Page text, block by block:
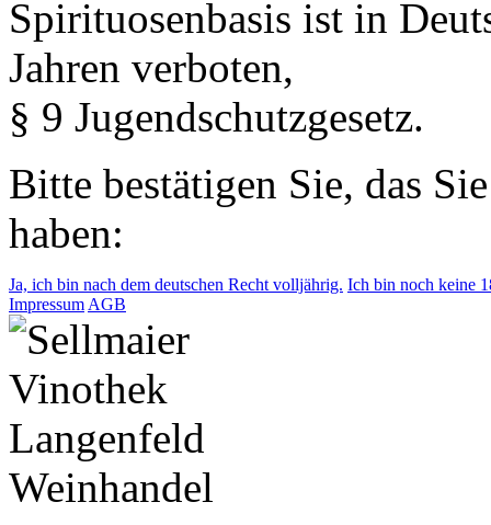
Spirituosenbasis ist in
Jahren verboten,
§ 9 Jugendschutzgesetz.
Bitte bestätigen Sie, das
haben:
Ja, ich bin nach dem deutschen Recht volljährig. Ich bin noch keine
Impressum AGB